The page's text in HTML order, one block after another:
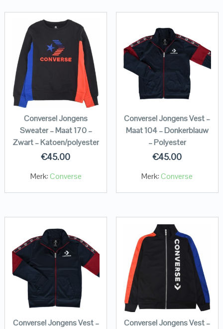
Converse! Jongens
Sweater – Maat 170 –
Zwart – Katoen/polyester
€45.00
Merk:Converse
Converse! Jongens Vest –
Maat 104 – Donkerblauw
– Polyester
€45.00
Merk:Converse
Converse! Jongens Vest –
Converse! Jongens Vest –